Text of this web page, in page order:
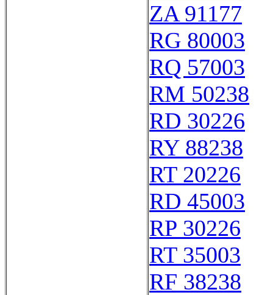
ZA 91177
RG 80003
RQ 57003
RM 50238
RD 30226
RY 88238
RT 20226
RD 45003
RP 30226
RT 35003
RF 38238